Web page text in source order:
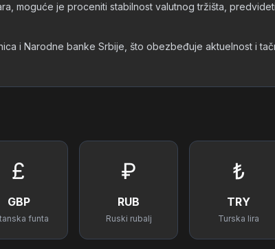
moguće je proceniti stabilnost valutnog tržišta,
i Narodne banke Srbije, što obezbeđuje aktuelnost i
£
GBP
funta
₽
RUB
Ruski rubalj
₺
TRY
Turska lira